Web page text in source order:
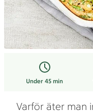
Under 45 min
Varför äter man